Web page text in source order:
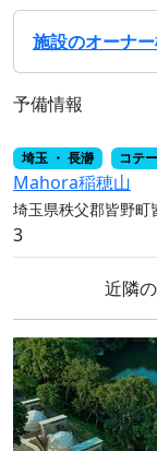
施設のオーナ
予備情報
埼玉 ・ 長瀞 コテ
Mahora稲穂山
埼玉県秩父郡皆野町
3
近隣